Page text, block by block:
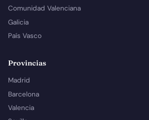
Comunidad Valenciana
Galicia
País Vasco
Provincias
Madrid
Barcelona
Valencia